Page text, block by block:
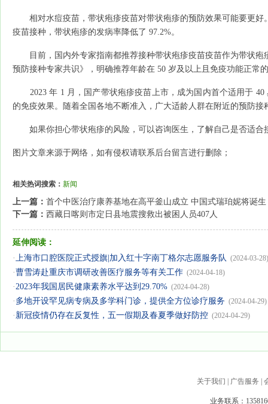
相对水痘疫苗，带状疱疹疫苗对带状疱疹的预防效果可能要更好
疫苗接种，带状疱疹的发病率降低了 97.2%。
目前，国内外专家指南都推荐接种带状疱疹疫苗疫苗作为带状疱
预防接种专家共识》，明确推荐年龄在 50 岁及以上且免疫功能正常
2023 年 1 月，国产带状疱疹疫苗上市，成为国内首个适用于 40
的免疫效果。随着全国各地不断准入，广大适龄人群在附近的预防
如果你担心带状疱疹的风险，可以咨询医生，了解自己是否适合
图片文章来源于网络，如有侵权请联系后台留言进行删除；
相关热词搜索： 新闻
上一篇： 首个中医治疗康养基地在高平釜山成立 中国式瑞珀妮将诞生
下一篇： 西藏日喀则市定日县地震搜救出被困人员407人
延伸阅读：
· 上海市口腔医院正式授旗|加入红十字南丁格尔志愿服务队 (2024-03-28)
·曹雪涛赴重庆市调研改善医疗服务等有关工作 (2024-04-18)
· 2023年我国居民健康素养水平达到29.70% (2024-04-28)
· 多地开设罕见病专病及多学科门诊，提供全方位诊疗服务 (2024-04-29)
· 新冠疫情仍存在反复性，五一假期及春夏季做好防控 (2024-04-29)
关于我们 广告服务
业务联系：